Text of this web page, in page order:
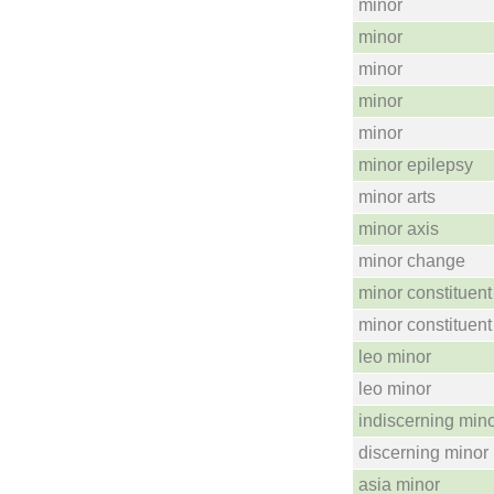
minor
minor
minor
minor
minor
minor epilepsy
minor arts
minor axis
minor change
minor constituent
minor constituent
leo minor
leo minor
indiscerning
discerning minor
asia minor